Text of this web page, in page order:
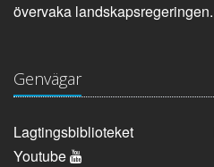
övervaka landskapsregeringen.
Genvägar
Lagtingsbiblioteket
Youtube